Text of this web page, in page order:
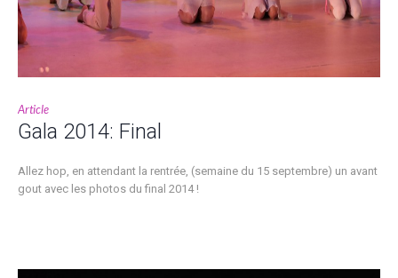
Article
Gala 2014: Final
Allez hop, en attendant la rentrée, (semaine du 15 septembre) un avant
gout avec les photos du final 2014 !